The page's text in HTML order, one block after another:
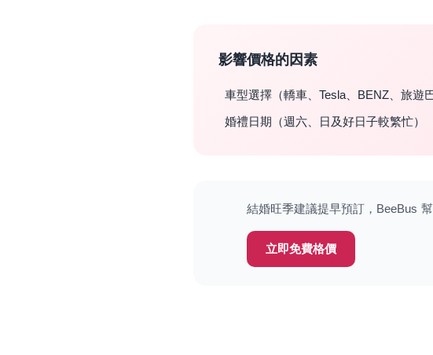
影響價格的因素
車型選擇（轎車、Tesla、BENZ、旅遊巴
婚禮日期（週六、日及好日子較繁忙）
結婚旺季建議提早預訂，BeeBus
立即免費格價